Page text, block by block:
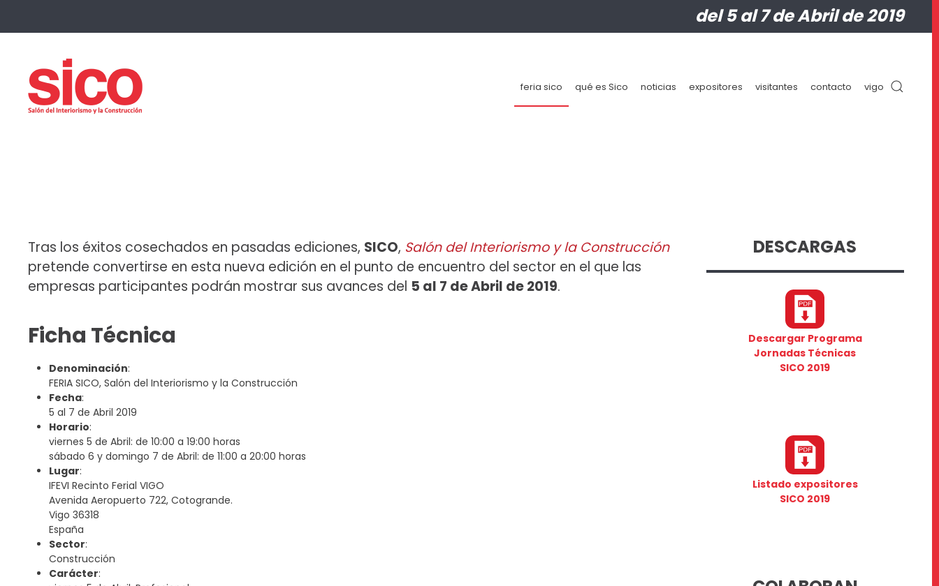
del 5 al 7 de Abril de 2019
feria sico qué es Sico noticias expositores visitantes contacto vigo
Tras los éxitos cosechados en pasadas ediciones, SICO, Salón del Interiorismo y la Construcción
pretende convertirse en esta nueva edición en el punto de encuentro del sector en el que las
empresas participantes podrán mostrar sus avances del 5 al 7 de Abril de 2019.
Ficha Técnica
Denominación:
FERIA SICO, Salón del Interiorismo y la Construcción
Fecha:
5 al 7 de Abril 2019
Horario:
viernes 5 de Abril: de 10:00 a 19:00 horas
sábado 6 y domingo 7 de Abril: de 11:00 a 20:00 horas
Lugar:
IFEVI Recinto Ferial VIGO
Avenida Aeropuerto 722, Cotogrande.
Vigo 36318
España
Sector:
Construcción
Carácter:
DESCARGAS
Descargar Programa
Jornadas Técnicas
SICO 2019
Listado expositores
SICO 2019